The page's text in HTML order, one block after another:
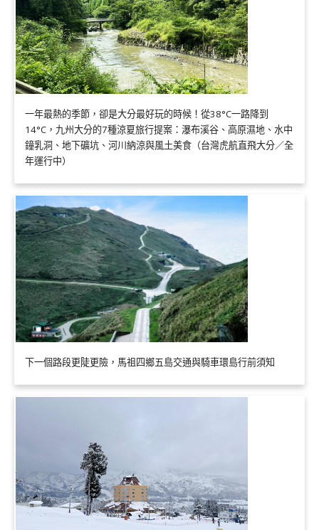
一年最熱的季節，卻是大分最好玩的時候！從38°C一路降到
14°C，九州大分的7種涼夏旅行提案：瀑布溪谷、高原濕地、水中
鐘乳洞、地下礦坑、河川納涼與風土美食（台灣虎航直飛大分／全
年運行中）
下一個路段更陡更險，馬祖四鄉五島交通與騎車環島行前須知